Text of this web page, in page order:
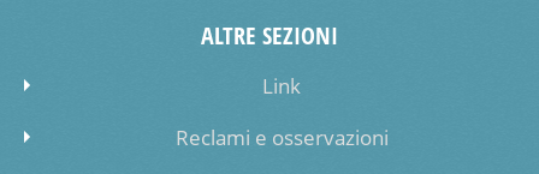
ALTRE SEZIONI
Link
Reclami e osservazioni